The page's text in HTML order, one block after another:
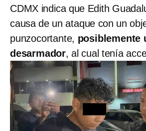
CDMX indica que Edith
causa de un ataque con un
punzocortante, posiblemente
desarmador, al cual tenía